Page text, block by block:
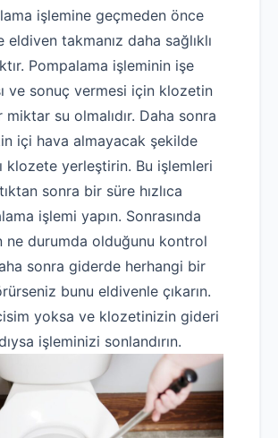
işlemine geçmeden önce
eldiven takmanız daha sağlıklı
Pompalama işleminin işe
ve sonuç vermesi için klozetin
su olmalıdır. Daha sonra
içi hava almayacak şekilde
klozete yerleştirin. Bu işlemleri
sonra bir süre hızlıca
işlemi yapın. Sonrasında
ne durumda olduğunu kontrol
sonra giderde herhangi bir
bunu eldivenle çıkarın.
yoksa ve klozetinizin gideri
işleminizi sonlandırın.